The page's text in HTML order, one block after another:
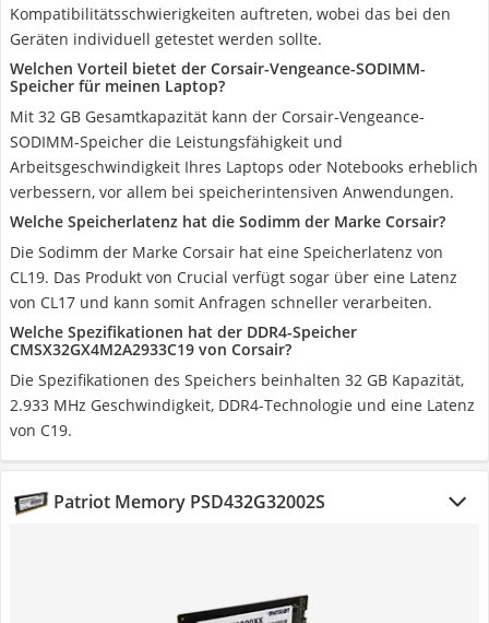
Kompatibilitätsschwierigkeiten auftreten, wobei das bei den
Geräten individuell getestet werden sollte.
Welchen Vorteil bietet der Corsair-Vengeance-SODIMM-
Speicher für meinen Laptop?
Mit 32 GB Gesamtkapazität kann der Corsair-Vengeance-
SODIMM-Speicher die Leistungsfähigkeit und
Arbeitsgeschwindigkeit Ihres Laptops oder Notebooks erheblich
verbessern, vor allem bei speicherintensiven Anwendungen.
Welche Speicherlatenz hat die Sodimm der Marke Corsair?
Die Sodimm der Marke Corsair hat eine Speicherlatenz von
CL19. Das Produkt von Crucial verfügt sogar über eine Latenz
von CL17 und kann somit Anfragen schneller verarbeiten.
Welche Spezifikationen hat der DDR4-Speicher
CMSX32GX4M2A2933C19 von Corsair?
Die Spezifikationen des Speichers beinhalten 32 GB Kapazität,
2.933 MHz Geschwindigkeit, DDR4-Technologie und eine Latenz
von C19.
Patriot Memory PSD432G32002S